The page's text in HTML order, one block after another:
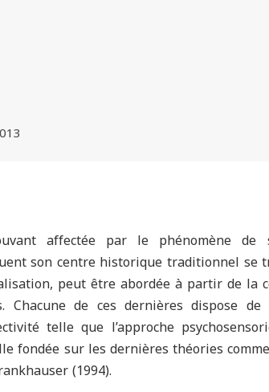
affectée par le phénomène de
son centre historique traditionnel se
peut être abordée à partir de la
Chacune de ces dernières dispose
telle que l’approche
fondée sur les dernières théories
(1994).